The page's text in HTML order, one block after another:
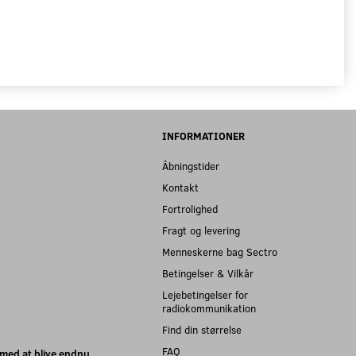
INFORMATIONER
Åbningstider
Kontakt
Fortrolighed
Fragt og levering
Menneskerne bag Sectro
Betingelser & Vilkår
Lejebetingelser for
radiokommunikation
Find din størrelse
FAQ